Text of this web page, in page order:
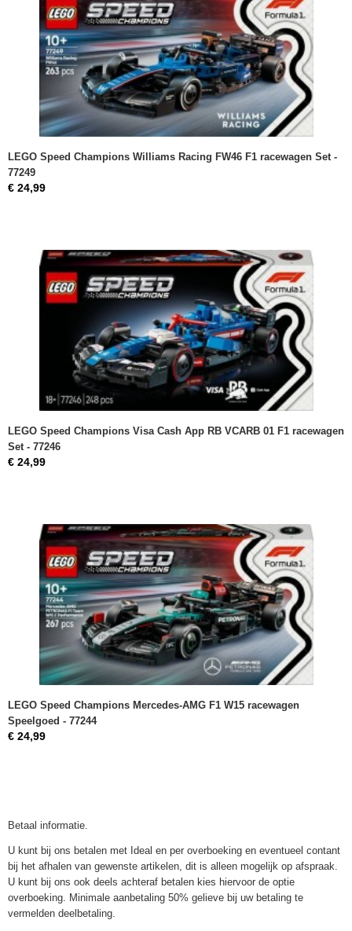
LEGO Speed Champions Williams Racing FW46 F1 racewagen Set -
77249
€ 24,99
LEGO Speed Champions Visa Cash App RB VCARB 01 F1 racewagen
Set - 77246
€ 24,99
LEGO Speed Champions Mercedes-AMG F1 W15 racewagen
Speelgoed - 77244
€ 24,99
Betaal informatie.
U kunt bij ons betalen met Ideal en per overboeking en eventueel contant
bij het afhalen van gewenste artikelen, dit is alleen mogelijk op afspraak.
U kunt bij ons ook deels achteraf betalen kies hiervoor de optie
overboeking. Minimale aanbetaling 50% gelieve bij uw betaling te
vermelden deelbetaling.